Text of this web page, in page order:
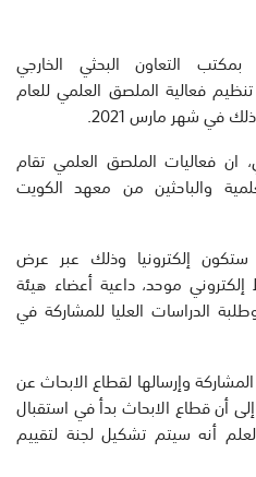
التعاون البحثي الخارجي
فعالية الملصق العلمي للعام
ان فعاليات الملصق العلمي تقام
والباحثين من معهد الكويت
إلكترونيا وذلك عبر عرض
موحد، داعية أعضاء هيئة
الدراسات العليا للمشاركة في
وإرسالها لقطاع الابحاث عن
أن قطاع الابحاث بدأ في استقبال
أنه سيتم تشكيل لجنة لتقييم